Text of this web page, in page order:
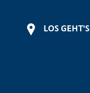
LOS GEHT'S